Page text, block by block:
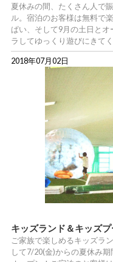
夏休みの間、たくさん人で
ル。宿泊のお客様は無料で
ぱい、そして9月の土日と
ラしてゆっくり遊びにきて
2018年07月02日
キッズランド＆キッズプ
ご家族で楽しめるキッズラ
して7/20(金)からの夏休み